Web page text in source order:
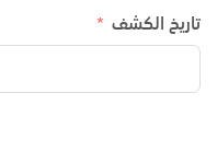
تاريخ الكشف